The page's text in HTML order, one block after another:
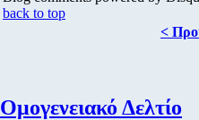
back to top
<
Ομογενειακό Δελτίο